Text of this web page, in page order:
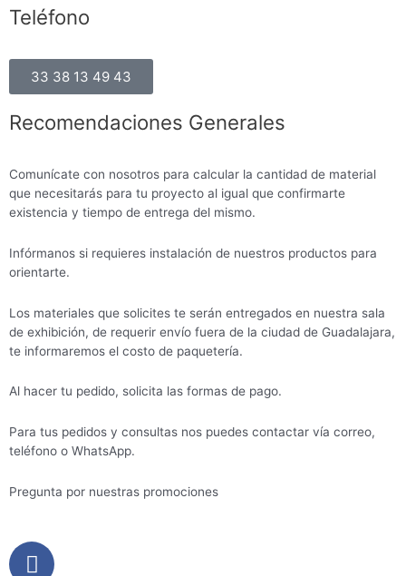
Teléfono
33 38 13 49 43
Recomendaciones Generales
Comunícate con nosotros para calcular la cantidad de material
que necesitarás para tu proyecto al igual que confirmarte
existencia y tiempo de entrega del mismo.
Infórmanos si requieres instalación de nuestros productos para
orientarte.
Los materiales que solicites te serán entregados en nuestra sala
de exhibición, de requerir envío fuera de la ciudad de Guadalajara,
te informaremos el costo de paquetería.
Al hacer tu pedido, solicita las formas de pago.
Para tus pedidos y consultas nos puedes contactar vía correo,
teléfono o WhatsApp.
Pregunta por nuestras promociones